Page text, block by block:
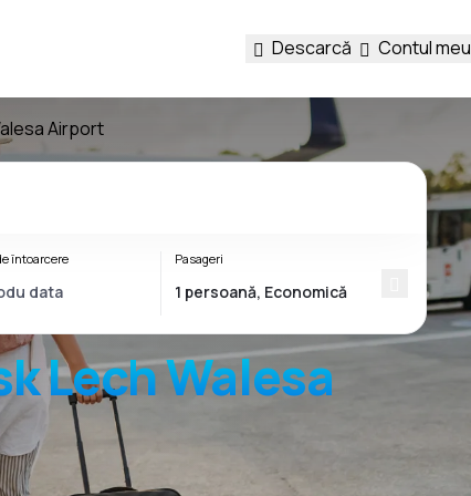
Descarcă Contul meu
Airport
Lech Walesa
întoarcere Pasageri